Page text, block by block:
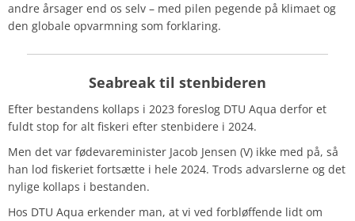
andre årsager end os selv – med pilen pegende på klimaet og
den globale opvarmning som forklaring.
Seabreak til stenbideren
Efter bestandens kollaps i 2023 foreslog DTU Aqua derfor et
fuldt stop for alt fiskeri efter stenbidere i 2024.
Men det var fødevareminister Jacob Jensen (V) ikke med på, så
han lod fiskeriet fortsætte i hele 2024. Trods advarslerne og det
nylige kollaps i bestanden.
Hos DTU Aqua erkender man, at vi ved forbløffende lidt om